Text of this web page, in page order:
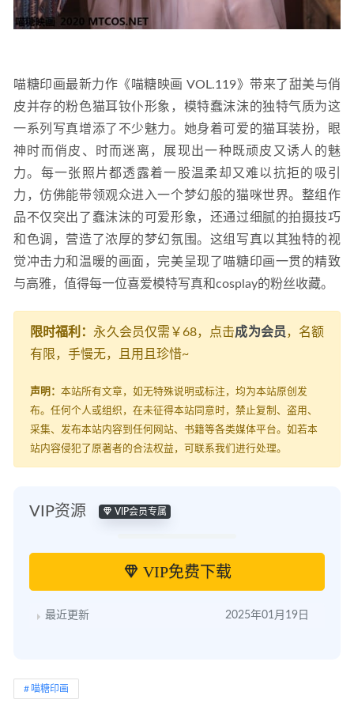
喵糖印画最新力作《喵糖映画 VOL.119》带来了甜美与俏
皮并存的粉色猫耳钕仆形象，模特蠢沫沫的独特气质为这
一系列写真增添了不少魅力。她身着可爱的猫耳装扮，眼
神时而俏皮、时而迷离，展现出一种既顽皮又诱人的魅
力。每一张照片都透露着一股温柔却又难以抗拒的吸引
力，仿佛能带领观众进入一个梦幻般的猫咪世界。整组作
品不仅突出了蠢沫沫的可爱形象，还通过细腻的拍摄技巧
和色调，营造了浓厚的梦幻氛围。这组写真以其独特的视
觉冲击力和温暖的画面，完美呈现了喵糖印画一贯的精致
与高雅，值得每一位喜爱模特写真和cosplay的粉丝收藏。
限时福利： 永久会员仅需￥68，点击成为会员，名额
有限，手慢无，且用且珍惜~
声明： 本站所有文章，如无特殊说明或标注，均为本站原创发
布。任何个人或组织，在未征得本站同意时，禁止复制、盗用、
采集、发布本站内容到任何网站、书籍等各类媒体平台。如若本
站内容侵犯了原著者的合法权益，可联系我们进行处理。
VIP资源 VIP会员专属
VIP免费下载
最近更新 2025年01月19日
喵糖印画